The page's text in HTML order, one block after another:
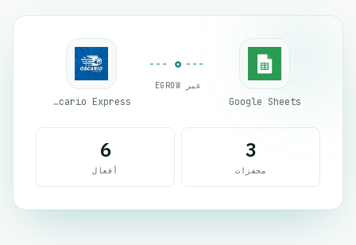
Google Sheets
عبر EGROW
Oscario Express
3
محفزات
6
أفعال